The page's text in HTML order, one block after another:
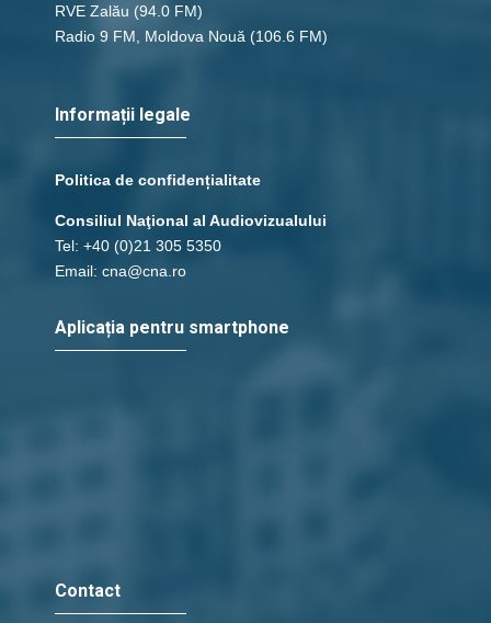
RVE Zalău (94.0 FM)
Radio 9 FM, Moldova Nouă (106.6 FM)
Informații legale
Politica de confidențialitate
Consiliul Naţional al Audiovizualului
Tel: +40 (0)21 305 5350
Email: cna@cna.ro
Aplicația pentru smartphone
Contact